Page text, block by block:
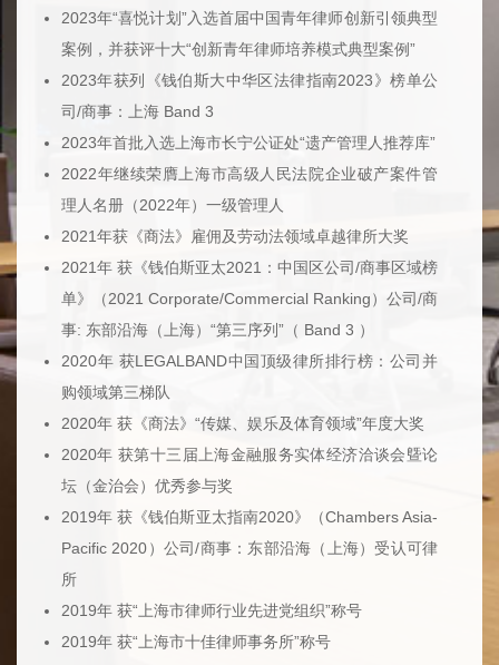
2023年“喜悦计划”入选首届中国青年律师创新引领典型
案例，并获评十大“创新青年律师培养模式典型案例”
2023年获列《钱伯斯大中华区法律指南2023》榜单公
司/商事：上海 Band 3
2023年首批入选上海市长宁公证处“遗产管理人推荐库”
2022年继续荣膺上海市高级人民法院企业破产案件管
理人名册（2022年）一级管理人
2021年获《商法》雇佣及劳动法领域卓越律所大奖
2021年 获《钱伯斯亚太2021：中国区公司/商事区域榜
单》（2021 Corporate/Commercial Ranking）公司/商
事: 东部沿海（上海）“第三序列”（ Band 3 ）
2020年 获LEGALBAND中国顶级律所排行榜：公司并
购领域第三梯队
2020年 获《商法》“传媒、娱乐及体育领域”年度大奖
2020年 获第十三届上海金融服务实体经济洽谈会曁论
坛（金治会）优秀参与奖
2019年 获《钱伯斯亚太指南2020》（Chambers Asia-
Pacific 2020）公司/商事：东部沿海（上海）受认可律
所
2019年 获“上海市律师行业先进党组织”称号
2019年 获“上海市十佳律师事务所”称号